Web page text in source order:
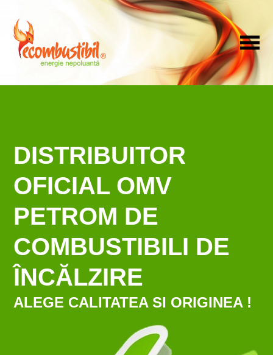
DISTRIBUITOR
OFICIAL OMV
PETROM DE
COMBUSTIBILI DE
ÎNCĂLZIRE
ALEGE CALITATEA SI ORIGINEA !